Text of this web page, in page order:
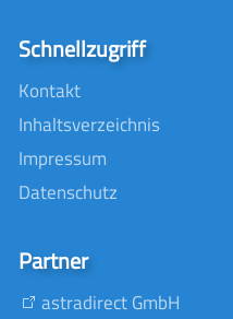
Schnellzugriff
Kontakt
Inhaltsverzeichnis
Impressum
Datenschutz
Partner
astradirect GmbH